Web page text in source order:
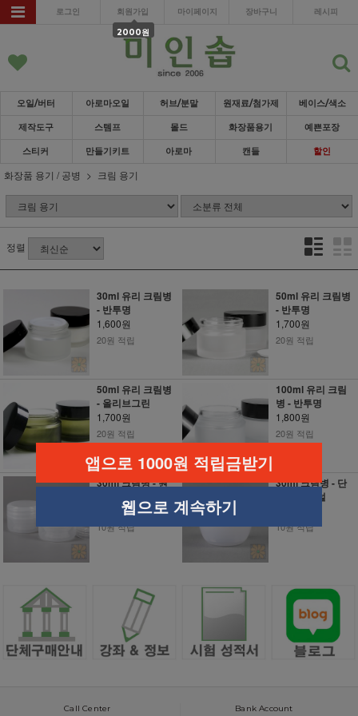
로그인
회원가입
2000원
마이페이지 장바구니 레시피
오일/버터 아로마오일 허브/분말 원재료/첨가제 베이스/색소
제작도구 스템프 몰드 화장품용기 예쁜포장
스티커 만들기키트 아로마 캔들 할인
화장품 용기 / 공병 크림 용기
정렬
30ml 유리 크림병
- 반투명
1,600원
20원 적립
50ml 유리 크림병
- 반투명
1,700원
20원 적립
50ml 유리 크림병
- 올리브그린
1,700원
20원 적립
100ml 유리 크림
병 - 반투명
1,800원
20원 적립
30ml 크림병 - 원
700원
10원 적립
30ml 크림병 - 단
지형 네츄럴
10원 적립
Call Center Bank Account
앱으로 1000원 적립금받기
웹으로 계속하기